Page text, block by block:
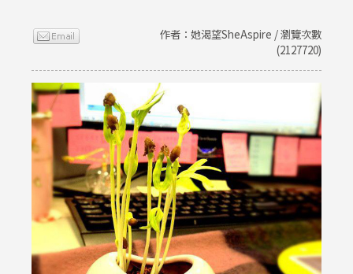
作者：她渴望SheAspire / 瀏覽次數
(2127720)